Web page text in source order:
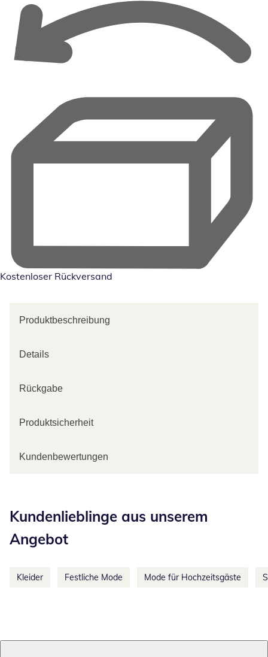
Kostenloser Rückversand
Produktbeschreibung
Details
Rückgabe
Produktsicherheit
Kundenbewertungen
Kundenlieblinge aus unserem
Angebot
Kleider Festliche Mode Mode für Hochzeitsgäste